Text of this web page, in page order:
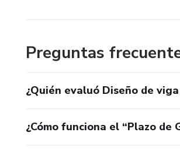
Preguntas
¿Quién evaluó Diseño de
¿Cómo funciona el “Plazo de